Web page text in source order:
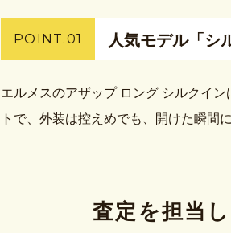
POINT.01 人気モデル「シ
エルメスのアザップ ロング シルクイ
トで、外装は控えめでも、開けた瞬間
査定を担当